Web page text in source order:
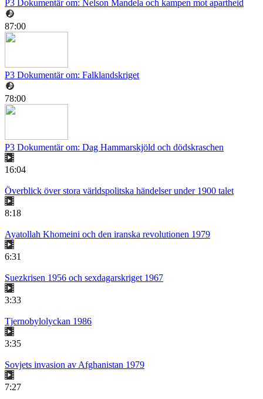
P3 Dokumentär om: Nelson Mandela och kampen mot apartheid
87:00
P3 Dokumentär om: Falklandskriget
78:00
P3 Dokumentär om: Dag Hammarskjöld och dödskraschen
16:04
Överblick över stora världspolitska händelser under 1900 talet
8:18
Ayatollah Khomeini och den iranska revolutionen 1979
6:31
Suezkrisen 1956 och sexdagarskriget 1967
3:33
Tjernobylolyckan 1986
3:35
Sovjets invasion av Afghanistan 1979
7:27